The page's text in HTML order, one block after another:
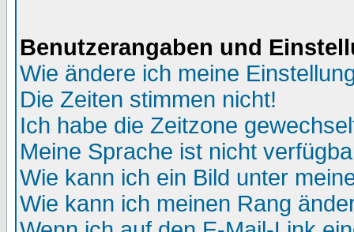
Benutzerangaben und
Wie ändere ich meine
Die Zeiten stimmen nicht!
Ich habe die Zeitzone
Meine Sprache ist nicht
Wie kann ich ein Bild unter
Wie kann ich meinen Rang